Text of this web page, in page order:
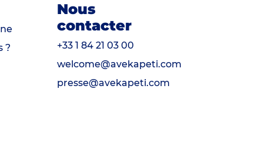
?
Nous
contacter
+33 1 84 21 03 00
welcome@avekapeti.com
presse@avekapeti.com